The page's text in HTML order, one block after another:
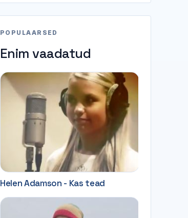
POPULAARSED
Enim vaadatud
Helen Adamson - Kas tead